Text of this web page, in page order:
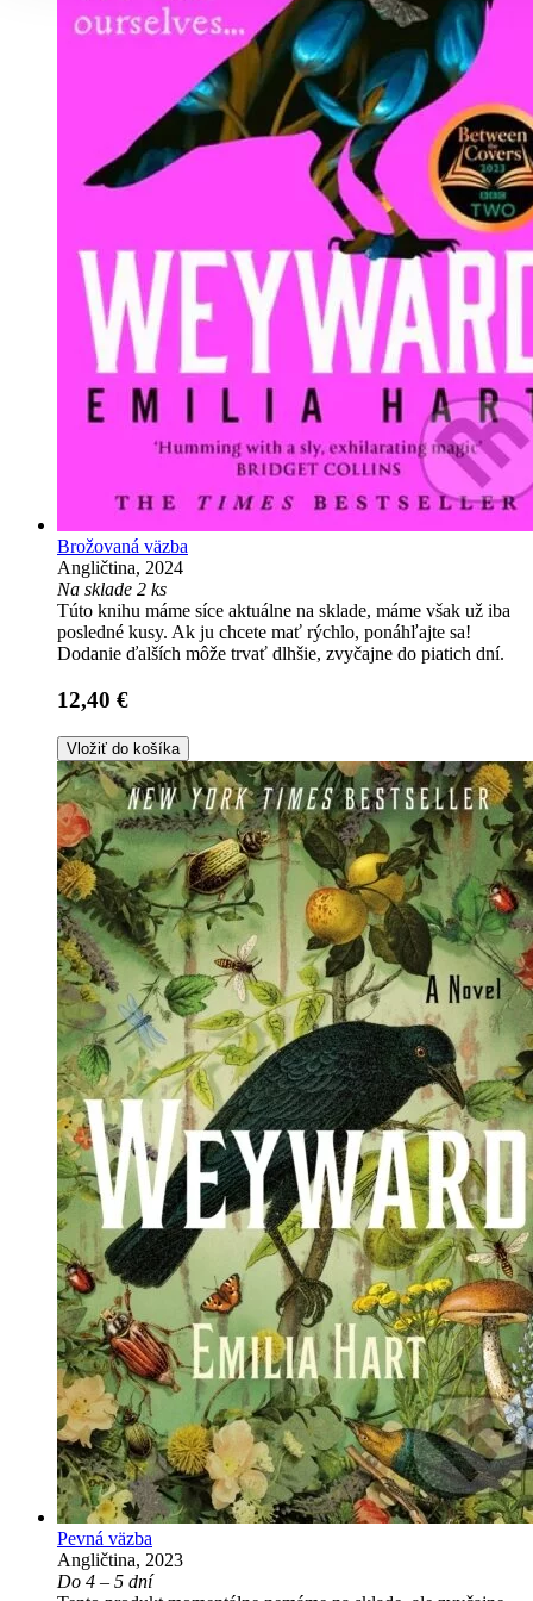
Brožovaná väzba
Angličtina, 2024
Na sklade 2 ks
Túto knihu máme síce aktuálne na sklade, máme však už iba
posledné kusy. Ak ju chcete mať rýchlo, ponáhľajte sa!
Dodanie ďalších môže trvať dlhšie, zvyčajne do piatich dní.
12,40 €
Vložiť do košíka
Pevná väzba
Angličtina, 2023
Do 4 – 5 dní